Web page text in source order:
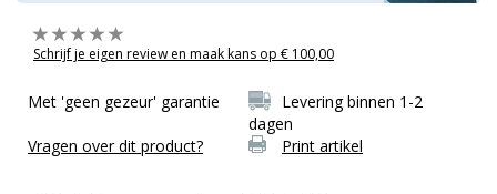
Schrijf je eigen review en maak kans op € 100,00
Met 'geen gezeur' garantie
Levering binnen 1-2
dagen
Vragen over dit product?
Print artikel